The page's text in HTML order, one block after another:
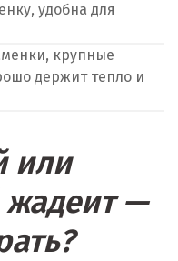
удобна для
крупные
держит тепло и
или
жадеит —